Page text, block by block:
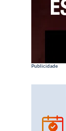
Publicidade